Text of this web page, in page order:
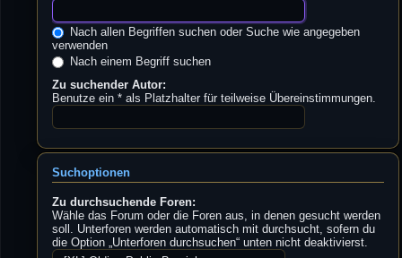
Nach allen Begriffen suchen oder Suche wie angegeben
verwenden
Nach einem Begriff suchen
Zu suchender Autor:
Benutze ein * als Platzhalter für teilweise Übereinstimmungen.
Suchoptionen
Zu durchsuchende Foren:
Wähle das Forum oder die Foren aus, in denen gesucht werden
soll. Unterforen werden automatisch mit durchsucht, sofern du
die Option „Unterforen durchsuchen“ unten nicht deaktivierst.